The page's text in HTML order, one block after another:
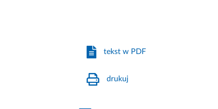
tekst w PDF
drukuj